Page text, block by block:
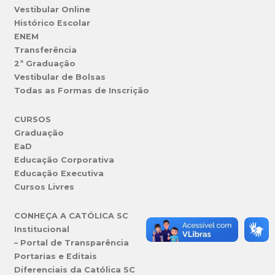
Vestibular Online
Histórico Escolar
ENEM
Transferência
2ª Graduação
Vestibular de Bolsas
Todas as Formas de Inscrição
CURSOS
Graduação
EaD
Educação Corporativa
Educação Executiva
Cursos Livres
CONHEÇA A CATÓLICA SC
Institucional
– Portal de Transparência
Portarias e Editais
Diferenciais da Católica SC